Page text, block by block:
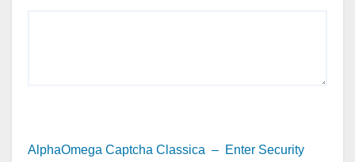
AlphaOmega Captcha Classica – Enter Security